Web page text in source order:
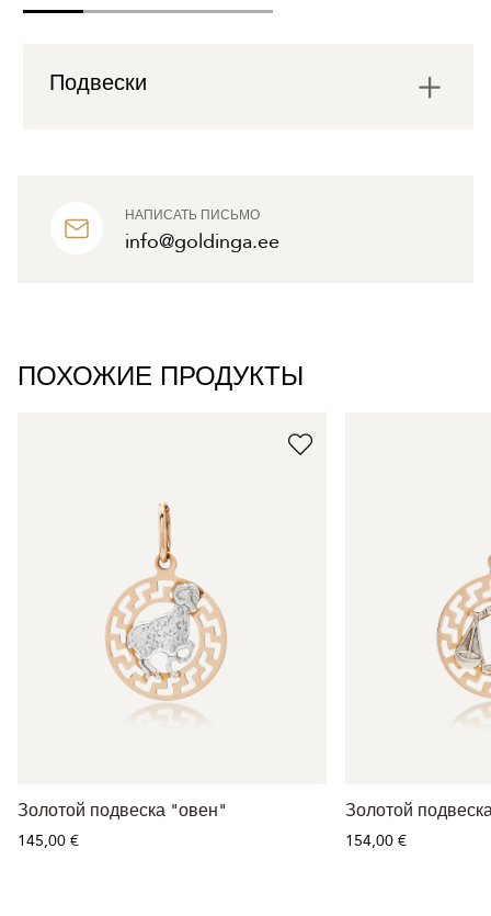
НАПИСАТЬ ПИСЬМО
info@goldinga.ee
Подвески
ПОХОЖИЕ ПРОДУКТЫ
Золотой подвеска "овен"
145,00 €
Золотой
154,00 €